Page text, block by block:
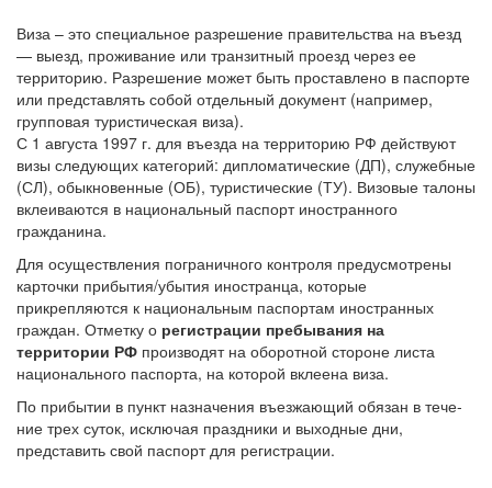
Виза – это специальное разрешение правительства на въезд
— выезд, проживание или транзитный проезд через ее
территорию. Разрешение может быть проставлено в паспорте
или представ­лять собой отдельный документ (например,
групповая туристи­ческая виза).
С 1 августа 1997 г. для въезда на территорию РФ действуют
визы следующих категорий: дипломатические (ДП), служебные
(СЛ), обык­новенные (ОБ), туристические (ТУ). Визовые талоны
вклеиваются в национальный паспорт иностранного
гражданина.
Для осуществления пограничного контроля предусмотрены
карточки прибытия/убытия иностранца, которые
прикрепляются к национальным паспортам иностранных
граждан. Отметку о ре­гистрации пребывания на
территории РФ производят на обо­ротной стороне листа
национального паспорта, на которой вкле­ена виза.
По прибытии в пункт назначения въезжающий обязан в тече­
ние трех суток, исключая праздники и выходные дни,
представить свой паспорт для регистрации.